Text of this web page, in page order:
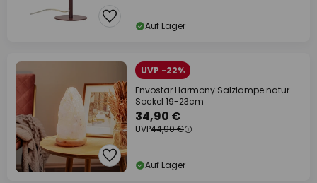
Auf Lager
UVP -22%
Envostar Harmony Salzlampe natur
Sockel 19-23cm
34,90 €
UVP44,90 €
Auf Lager